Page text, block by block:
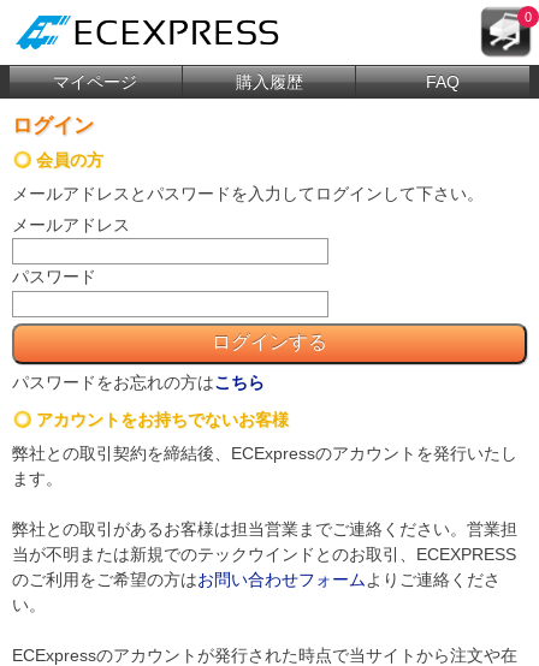
0
マイページ 購入履歴 FAQ
ログイン
会員の方
メールアドレス とパスワードを入力してログインして下さい。
メールアドレス
パスワード
パスワードをお忘れの方はこちら
アカウントをお持ちでないお客様
弊社との取引契約を締結後、ECExpressのアカウントを発行いたし
ます。
弊社との取引があるお客様は担当営業までご連絡ください。営業担
当が不明または新規でのテックウインドとのお取引、ECEXPRESS
のご利用をご希望の方はお問い合わせフォームよりご連絡くださ
い。
ECExpressのアカウントが発行された時点で当サイトから注文や在